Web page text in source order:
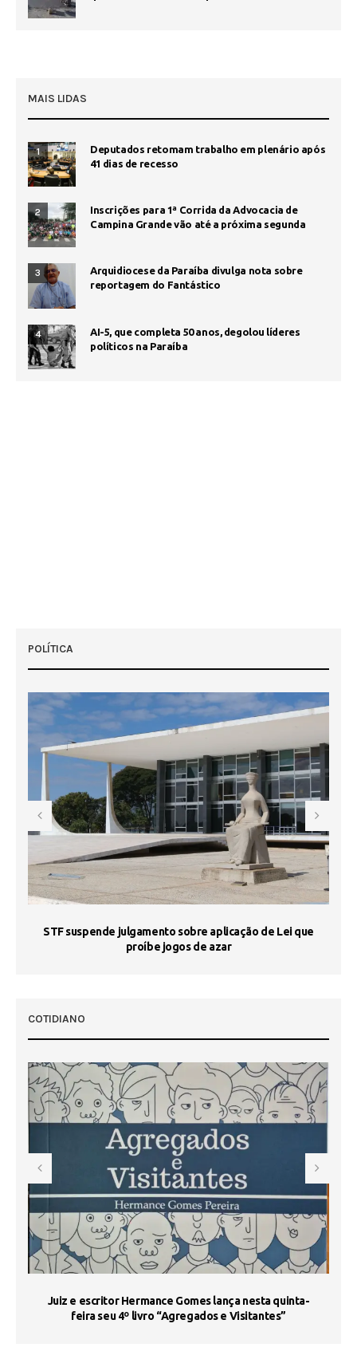
MAIS LIDAS
1
Deputados retomam trabalho em plenário após
41 dias de recesso
2
Inscrições para 1ª Corrida da Advocacia de
Campina Grande vão até a próxima segunda
3
Arquidiocese da Paraíba divulga nota sobre
reportagem do Fantástico
4
AI-5, que completa 50 anos, degolou líderes
políticos na Paraíba
POLÍTICA
STF suspende julgamento sobre aplicação de Lei que
proíbe jogos de azar
COTIDIANO
Juiz e escritor Hermance Gomes lança nesta quinta-
feira seu 4º livro “Agregados e Visitantes”